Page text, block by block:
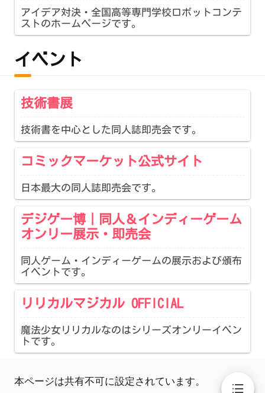
アイデア対決・全国高等専門学校ロボットコンテ
ストのホームページです。
イベント
技術書展
技術書を中心とした同人誌即売会です。
コミックマーケット公式サイト
日本最大の同人誌即売会です。
デジゲー博｜同人＆インディーゲーム
オンリー展示・即売会
同人ゲーム・インディーゲームの展示および頒布
イベントです。
リリカルマジカル OFFICIAL
魔法少女リリカルなのはシリーズオンリーイベン
トです。
本ページは共有不可に設定されています。